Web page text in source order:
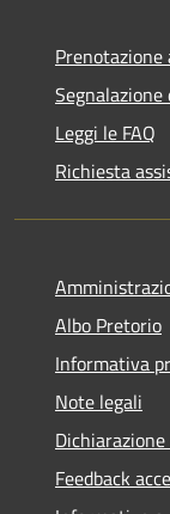
Leggi le FAQ
Richiesta
Albo Pretorio
Informativa
Note legali
Feedback